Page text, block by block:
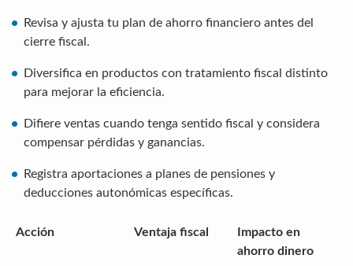
Revisa y ajusta tu plan de ahorro financiero antes del
cierre fiscal.
Diversifica en productos con tratamiento fiscal distinto
para mejorar la eficiencia.
Difiere ventas cuando tenga sentido fiscal y considera
compensar pérdidas y ganancias.
Registra aportaciones a planes de pensiones y
deducciones autonómicas específicas.
Acción Ventaja fiscal
Impacto en
ahorro dinero